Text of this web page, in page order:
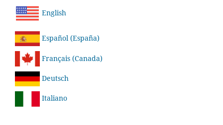
English
Español (España)
Français (Canada)
Deutsch
Italiano